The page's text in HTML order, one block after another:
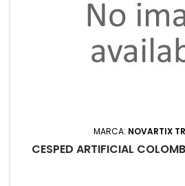
MARCA: NOVARTIX
CESPED ARTIFICIAL